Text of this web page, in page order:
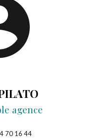
agence
70 16 44